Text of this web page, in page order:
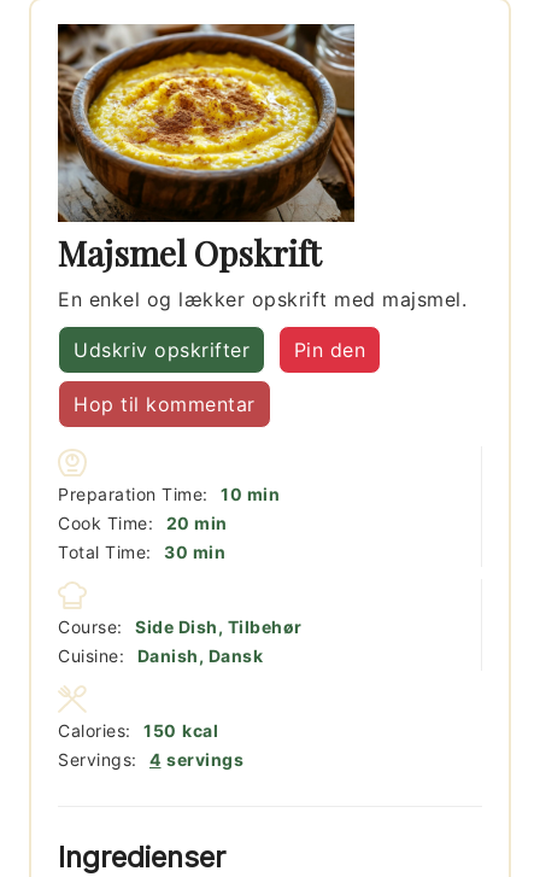
Majsmel Opskrift
En enkel og lækker opskrift med majsmel.
Udskriv opskrifter Pin den
Hop til kommentar
Preparation Time: 10 minutter
min
Cook Time:
20 minutter
min
Total Time:
30 minutter
min
Course:
Side Dish, Tilbehør
Cuisine:
Danish, Dansk
Servings: 4 servings
Calories: 150 kcal
Ingredienser